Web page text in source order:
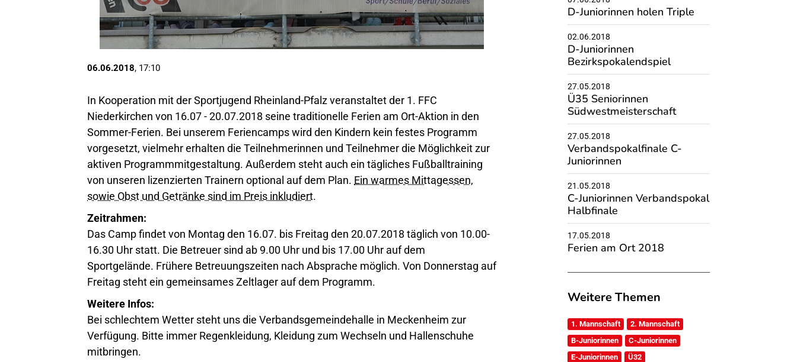
06.06.2018, 17:10
In Kooperation mit der Sportjugend Rheinland-Pfalz veranstaltet der 1. FFC
Niederkirchen von 16.07 - 20.07.2018 seine traditionelle Ferien am Ort-Aktion in den
Sommer-Ferien. Bei unserem Feriencamps wird den Kindern kein festes Programm
vorgesetzt, vielmehr erhalten die Teilnehmerinnen und Teilnehmer die Möglichkeit zur
aktiven Programmmitgestaltung. Außerdem steht auch ein tägliches Fußballtraining
von unseren lizenzierten Trainern optional auf dem Plan. Ein warmes Mittagessen,
sowie Obst und Getränke sind im Preis inkludiert.
Zeitrahmen:
Das Camp findet von Montag den 16.07. bis Freitag den 20.07.2018 täglich von 10.00-
16.30 Uhr statt. Die Betreuer sind ab 9.00 Uhr und bis 17.00 Uhr auf dem
Sportgelände. Frühere Betreuungszeiten nach Absprache möglich. Von Donnerstag auf
Freitag steht ein gemeinsames Zeltlager auf dem Programm.
Weitere Infos:
Bei schlechtem Wetter steht uns die Verbandsgemeindehalle in Meckenheim zur
Verfügung. Bitte immer Regenkleidung, Kleidung zum Wechseln und Hallenschuhe
mitbringen.
D-Juniorinnen holen Triple
02.06.2018
D-Juniorinnen
Bezirkspokalendspiel
27.05.2018
Ü35 Seniorinnen
Südwestmeisterschaft
27.05.2018
Verbandspokalfinale C-
Juniorinnen
21.05.2018
C-Juniorinnen Verbandspokal
Halbfinale
17.05.2018
Ferien am Ort 2018
Weitere Themen
1. Mannschaft
2. Mannschaft
B-Juniorinnen
C-Juniorinnen
E-Juniorinnen
Ü32